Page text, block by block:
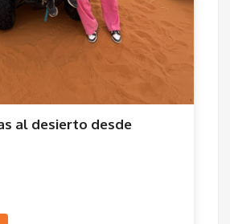
al desierto desde